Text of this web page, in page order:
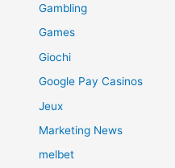
Gambling
Games
Giochi
Google Pay Casinos
Jeux
Marketing News
melbet